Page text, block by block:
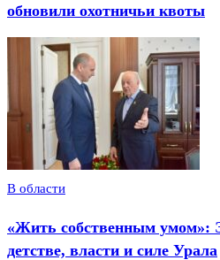
обновили охотничьи квоты
В области
«Жить собственным умом»:
детстве, власти и силе Урала